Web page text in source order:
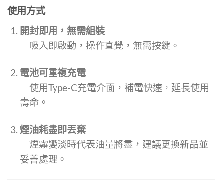
使用方式
開封即用，無需組裝
吸入即啟動，操作直覺，無需按鍵。
電池可重複充電
使用Type-C充電介面，補電快速，延長使用
壽命。
煙油耗盡即丟棄
煙霧變淡時代表油量將盡，建議更換新品並
妥善處理。